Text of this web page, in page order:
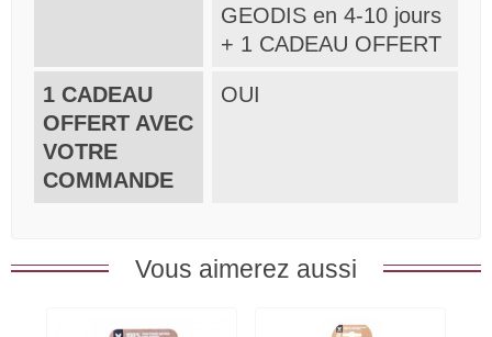
GEODIS en 4-10 jours
+ 1 CADEAU OFFERT
1 CADEAU
OFFERT AVEC
VOTRE
COMMANDE
OUI
Vous aimerez aussi